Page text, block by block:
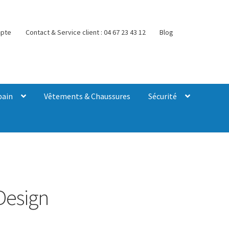
Contact & Service client : 04 67 23 43 12 Blog
Vêtements & Chaussures Sécurité